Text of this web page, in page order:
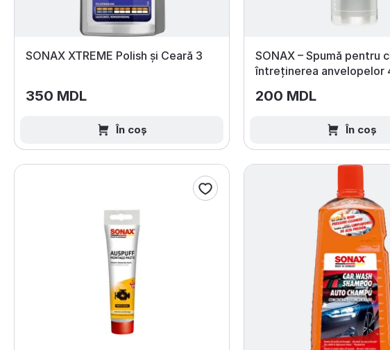
SONAX XTREME Polish și Ceară 3
350 MDL
În coș
SONAX – Spumă pentru
întreținerea anvelopelor
200 MDL
În coș